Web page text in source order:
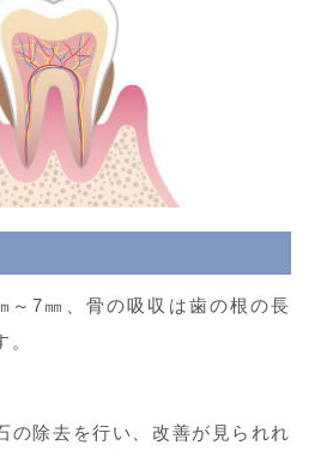
～7㎜、骨の吸収は歯の根の長
の除去を行い、改善が見られれ